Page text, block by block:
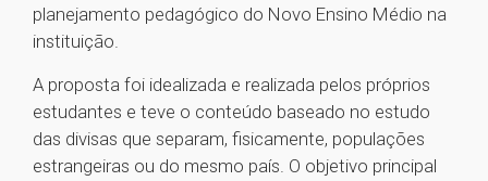
planejamento pedagógico do Novo Ensino Médio na
instituição.
A proposta foi idealizada e realizada pelos próprios
estudantes e teve o conteúdo baseado no estudo
das divisas que separam, fisicamente, populações
estrangeiras ou do mesmo país. O objetivo principal